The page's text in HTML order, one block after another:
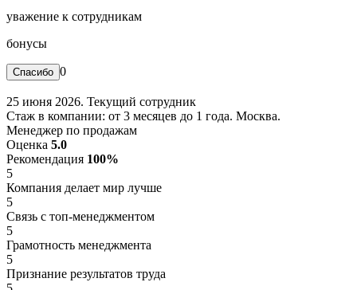
уважение к сотрудникам
бонусы
0
25 июня 2026. Текущий сотрудник
Стаж в компании: от 3 месяцев до 1 года. Москва.
Менеджер по продажам
Оценка 5.0
Рекомендация 100%
5
Компания делает мир лучше
5
Связь с топ-менеджментом
5
Грамотность менеджмента
5
Признание результатов труда